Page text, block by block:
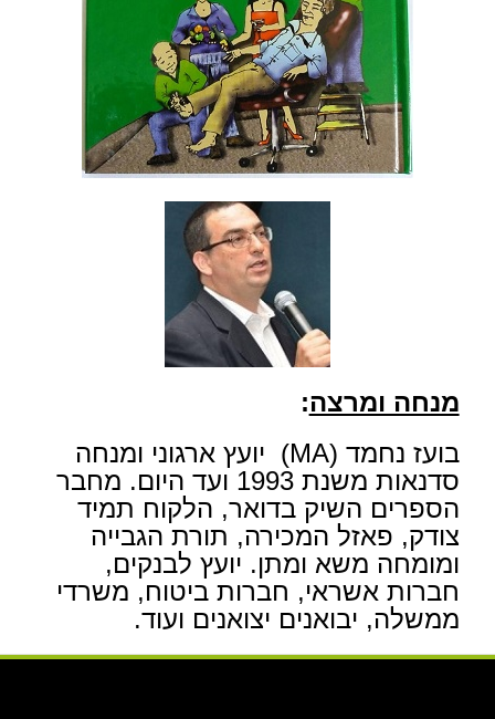
מנחה ומרצה:
בועז נחמד (MA) יועץ ארגוני ומנחה
סדנאות משנת 1993 ועד היום. מחבר
הספרים השיק בדואר, הלקוח תמיד
צודק, פאזל המכירה, תורת הגבייה
ומומחה משא ומתן. יועץ לבנקים,
חברות אשראי, חברות ביטוח, משרדי
ממשלה, יבואנים יצואנים ועוד.